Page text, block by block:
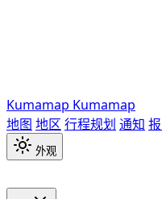
Kumamap Kumamap
地图 地区 行程规划 通知
外观